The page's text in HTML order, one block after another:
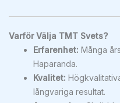
Varför Välja TMT Svets?
Erfarenhet: Många
Haparanda.
Kvalitet:
långvariga resultat.